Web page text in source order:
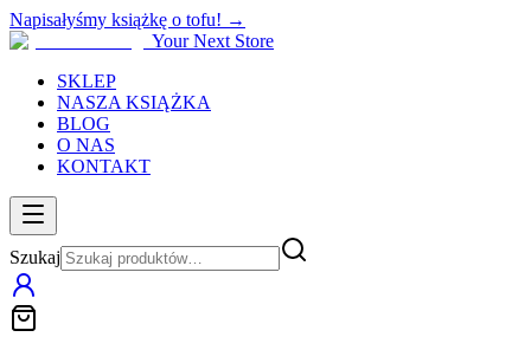
Napisałyśmy książkę o tofu! →
Your Next Store
SKLEP
NASZA KSIĄŻKA
BLOG
O NAS
KONTAKT
Szukaj